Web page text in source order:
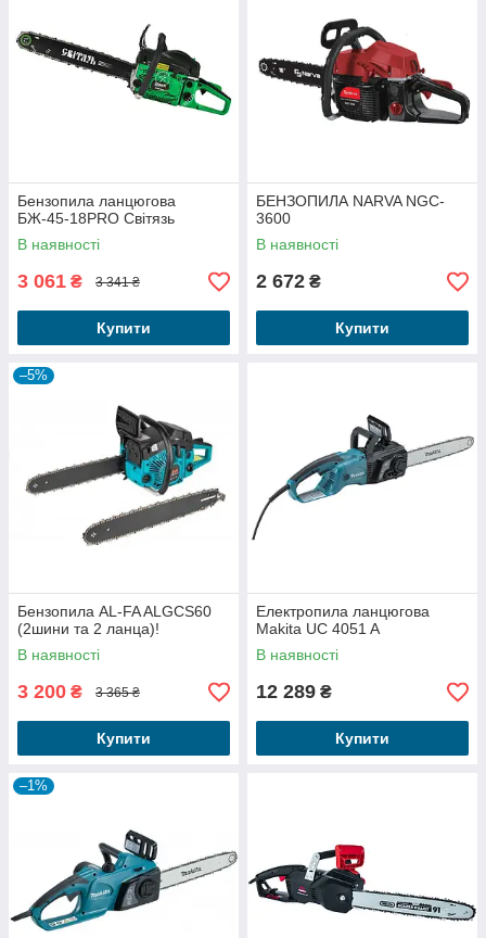
Бензопила ланцюгова
БЖ-45-18PRO Світязь
В наявності
3 061 ₴ 3 341 ₴
Купити
БЕНЗОПИЛА NARVA NGC-
3600
В наявності
2 672 ₴
Купити
–5%
Бензопила AL-FA ALGCS60
(2шини та 2 ланца)!
В наявності
3 200 ₴ 3 365 ₴
Купити
Електропила ланцюгова
Makita UC 4051 A
В наявності
12 289 ₴
Купити
–1%